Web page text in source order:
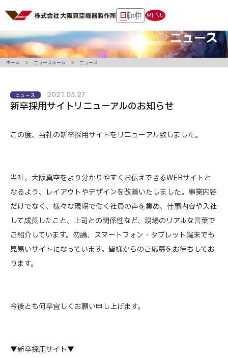
日En中 MENU
ニュース
新卒採用サイトリニューアルのお知らせ
ニュース 2021.05.27
この度、当社の新卒採用サイトをリニューアル致しました。
当社、大阪真空をより分かりやすくお伝えできるWEBサイトと
なるよう、レイアウトやデザインを改善いたしました。事業内容
だけでなく、様々な現場で働く社員の声を集め、仕事内容や入社
して成長したこと、上司との関係性など、現場のリアルな言葉で
ご紹介しています。勿論、スマートフォン・タブレット端末でも
見易いサイトになっています。皆様からのご応募をお待ちしてお
ります。
今後とも何卒宜しくお願い申し上げます。
▼新卒採用サイト▼
ホーム ニュースルーム ニュース